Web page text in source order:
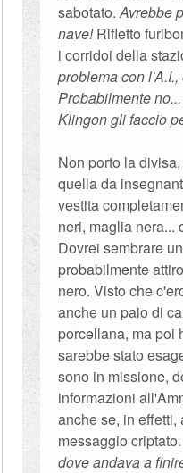
sabotato.Avrebbe
nave!Rifletto
i corridoi della
problema con
Probabilmente
Klingon gli faccio
Non porto la
quella da
vestita
neri, maglia nera...
Dovrei sembrare
probabilmente
nero. Visto che
anche un paio di
porcellana, ma poi
sarebbe stato
sono in missione,
informazioni
anche se, in
messaggio
dove andava a